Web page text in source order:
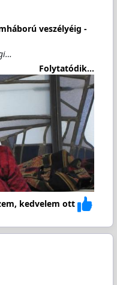
veszélyéig -
Folytatódik...
kedvelem ott